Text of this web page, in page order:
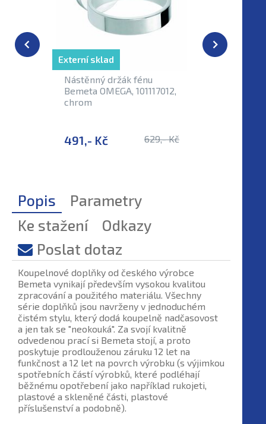
Nástěnný držák fénu
Bemeta OMEGA, 101117012,
chrom
491,- Kč 629,- Kč
Externí sklad Externí
Popis
Parametry
Ke stažení
Odkazy
Poslat dotaz
Koupelnové doplňky od českého výrobce
Bemeta vynikají především vysokou kvalitou
zpracování a použitého materiálu. Všechny
série doplňků jsou navrženy v jednoduchém
čistém stylu, který dodá koupelně nadčasovost
a jen tak se "neokouká". Za svojí kvalitně
odvedenou prací si Bemeta stojí, a proto
poskytuje prodlouženou záruku 12 let na
funkčnost a 12 let na povrch výrobku (s výjimkou
spotřebních částí výrobků, které podléhají
běžnému opotřebení jako například rukojeti,
plastové a skleněné části, plastové
příslušenství a podobně).